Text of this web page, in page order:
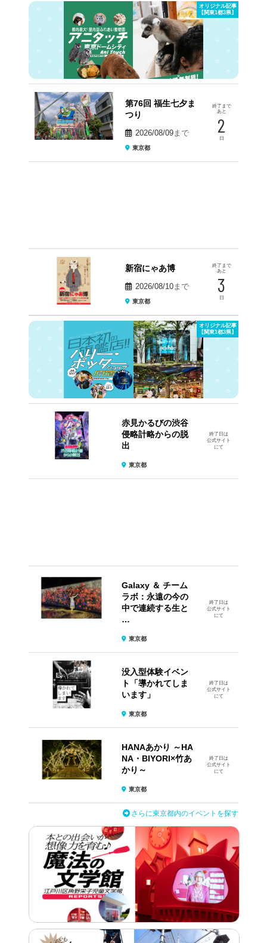
オリジナル記事
【関東1都3県】
第76回 福生七夕ま
つり
2026/08/09まで
東京都
終了まで
あと
2
日
新宿にゃあ博
2026/08/10まで
東京都
終了まで
あと
3
日
オリジナル記事
【関東1都3県】
赤見かるびの渋谷
侵略計略からの脱
出
東京都
終了日は
公式サイト
にて
Galaxy ＆ チーム
ラボ：永遠の今の
中で連続する生と
…
東京都
終了日は
公式サイト
にて
没入型体験イベン
ト​「導かれてしま
います」
東京都
終了日は
公式サイト
にて
HANAあかり ～HA
NA・BIYORI×竹あ
かり～
東京都
終了日は
公式サイト
にて
さらに東京都内のイベントを探す